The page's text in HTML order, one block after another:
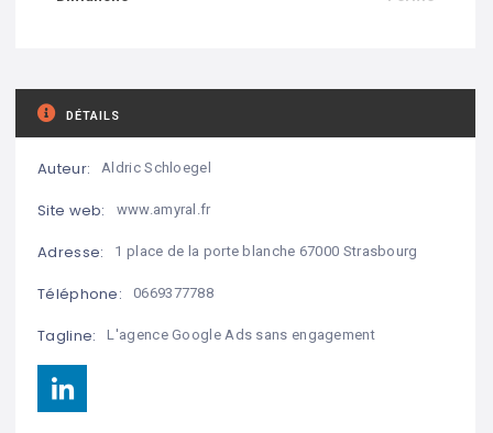
DÉTAILS
Auteur: Aldric Schloegel
Site web: www.amyral.fr
Adresse: 1 place de la porte blanche 67000 Strasbourg
Téléphone: 0669377788
Tagline: L'agence Google Ads sans engagement